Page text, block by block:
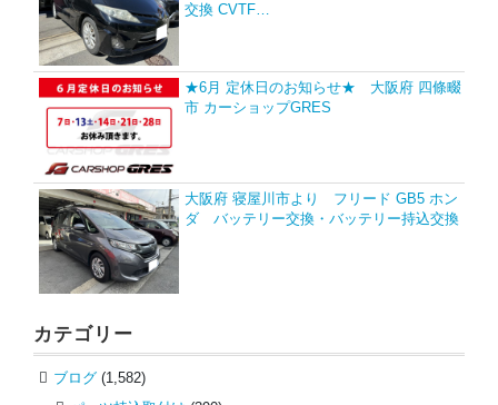
交換 CVTF…
★6月 定休日のお知らせ★ 大阪府 四條畷
市 カーショップGRES
大阪府 寝屋川市より フリード GB5 ホン
ダ バッテリー交換・バッテリー持込交換
カテゴリー
ブログ (1,582)